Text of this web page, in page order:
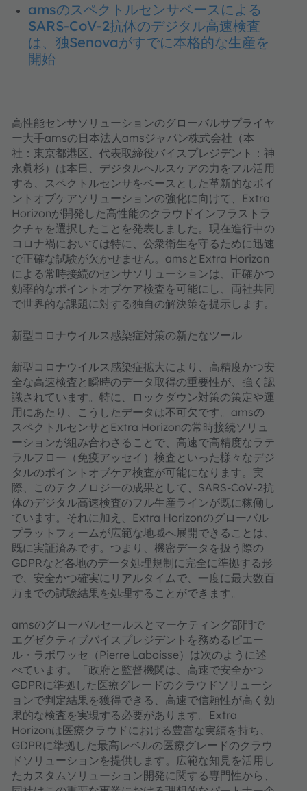
amsのスペクトルセンサベースによる
SARS-CoV-2抗体のデジタル高速検査
は、独Senovaがすでに本格的な生産を
開始
高性能センサソリューションのグローバルサプライヤ
ー大手amsの日本法人amsジャパン株式会社（本
社：東京都港区、代表取締役バイスプレジデント：神
永眞杉）は本日、デジタルヘルスケアの力をフル活用
する、スペクトルセンサをベースとした革新的なポイ
ントオブケアソリューションの強化に向けて、Extra
Horizonが開発した高性能のクラウドインフラストラ
クチャを選択したことを発表しました。現在進行中の
コロナ禍においては特に、公衆衛生を守るために迅速
で正確な試験が欠かせません。amsとExtra Horizon
による常時接続のセンサソリューションは、正確かつ
効率的なポイントオブケア検査を可能にし、両社共同
で世界的な課題に対する独自の解決策を提示します。
新型コロナウイルス感染症対策の新たなツール
新型コロナウイルス感染症拡大により、高精度かつ安
全な高速検査と瞬時のデータ取得の重要性が、強く認
識されています。特に、ロックダウン対策の策定や運
用にあたり、こうしたデータは不可欠です。amsの
スペクトルセンサとExtra Horizonの常時接続ソリュ
ーションが組み合わさることで、高速で高精度なラテ
ラルフロー（免疫アッセイ）検査といった様々なデジ
タルのポイントオブケア検査が可能になります。実
際、このテクノロジーの成果として、SARS-CoV-2抗
体のデジタル高速検査のフル生産ラインが既に稼働し
ています。それに加え、Extra Horizonのグローバル
プラットフォームが広範な地域へ展開できることは、
既に実証済みです。つまり、機密データを扱う際の
GDPRなど各地のデータ処理規制に完全に準拠する形
で、安全かつ確実にリアルタイムで、一度に最大数百
万までの試験結果を処理することができます。
amsのグローバルセールスとマーケティング部門で
エグゼクティブバイスプレジデントを務めるピエー
ル・ラボワッセ（Pierre Laboisse）は次のように述
べています。「政府と監督機関は、高速で安全かつ
GDPRに準拠した医療グレードのクラウドソリューシ
ョンで判定結果を獲得できる、高速で信頼性が高く効
果的な検査を実現する必要があります。Extra
Horizonは医療クラウドにおける豊富な実績を持ち、
GDPRに準拠した最高レベルの医療グレードのクラウ
ドソリューションを提供します。広範な知見を活用し
たカスタムソリューション開発に関する専門性から、